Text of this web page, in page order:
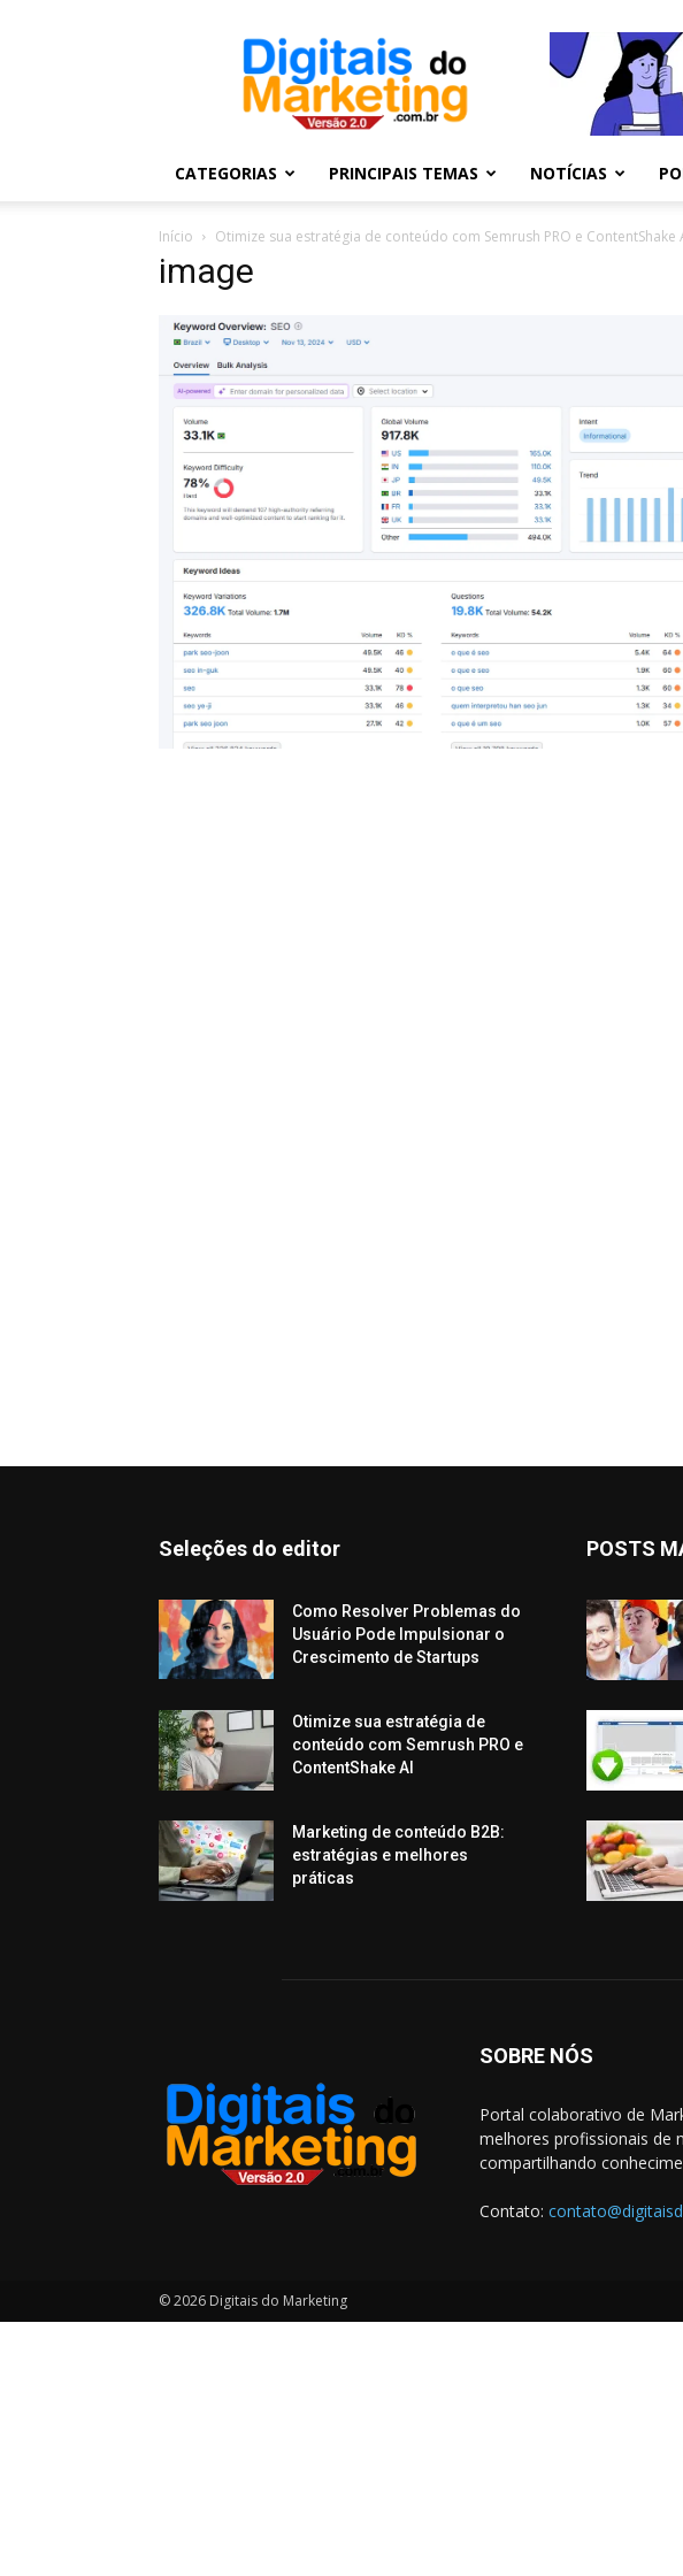
Digitais
Marketing
CATEGORIAS PRINCIPAIS TEMAS NOTÍCIAS
Início Otimize sua estratégia de conteúdo com Semrush PRO e ContentShake
image
Seleções do editor
Como Resolver Problemas do
Usuário Pode Impulsionar o
Crescimento de Startups
Otimize sua estratégia de
conteúdo com Semrush PRO e
ContentShake AI
Marketing de conteúdo B2B:
estratégias e melhores
práticas
POSTS
SOBRE NÓS
Portal colaborativo de
melhores profissionais de
compartilhando
Contato:
© 2026 Digitais do Marketing